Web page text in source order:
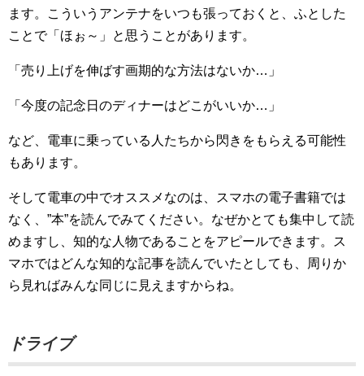
ます。こういうアンテナをいつも張っておくと、ふとした
ことで「ほぉ～」と思うことがあります。
「売り上げを伸ばす画期的な方法はないか…」
「今度の記念日のディナーはどこがいいか…」
など、電車に乗っている人たちから閃きをもらえる可能性
もあります。
そして電車の中でオススメなのは、スマホの電子書籍では
なく、”本”を読んでみてください。なぜかとても集中して読
めますし、知的な人物であることをアピールできます。ス
マホではどんな知的な記事を読んでいたとしても、周りか
ら見ればみんな同じに見えますからね。
ドライブ